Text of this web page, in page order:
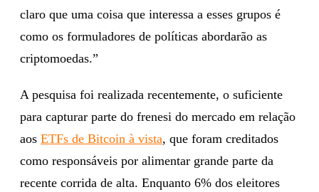
claro que uma coisa que interessa a esses grupos é
como os formuladores de políticas abordarão as
criptomoedas.”
A pesquisa foi realizada recentemente, o suficiente
para capturar parte do frenesi do mercado em relação
aos ETFs de Bitcoin à vista, que foram creditados
como responsáveis por alimentar grande parte da
recente corrida de alta. Enquanto 6% dos eleitores